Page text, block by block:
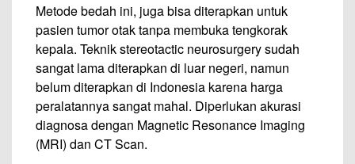
Metode bedah ini, juga bisa diterapkan untuk
pasien tumor otak tanpa membuka tengkorak
kepala. Teknik stereotactic neurosurgery sudah
sangat lama diterapkan di luar negeri, namun
belum diterapkan di Indonesia karena harga
peralatannya sangat mahal. Diperlukan akurasi
diagnosa dengan Magnetic Resonance Imaging
(MRI) dan CT Scan.